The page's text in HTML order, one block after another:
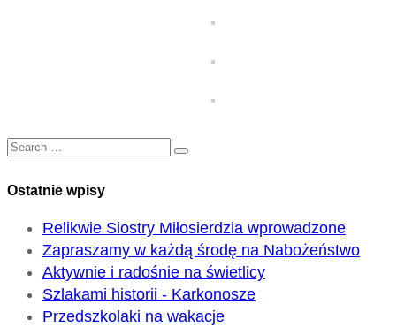
Ostatnie wpisy
Relikwie Siostry Miłosierdzia wprowadzone
Zapraszamy w każdą środę na Nabożeństwo
Aktywnie i radośnie na świetlicy
Szlakami historii - Karkonosze
Przedszkolaki na wakacje